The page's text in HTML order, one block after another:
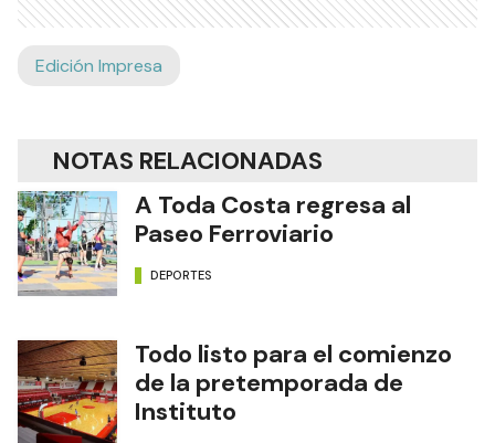
Edición Impresa
NOTAS RELACIONADAS
A Toda Costa regresa al
Paseo Ferroviario
DEPORTES
Todo listo para el comienzo
de la pretemporada de
Instituto